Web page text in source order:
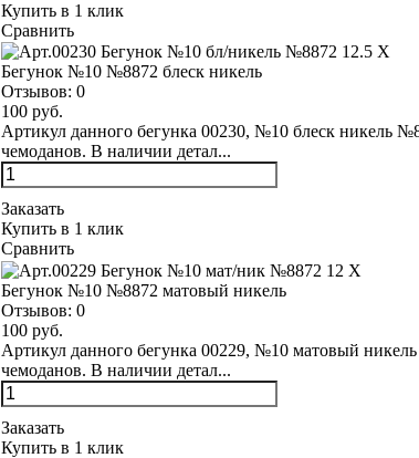
Купить в 1 клик
Сравнить
Бегунок №10 №8872 блеск никель
Отзывов: 0
100 руб.
Артикул данного бегунка 00230, №10 блеск никель
чемоданов. В наличии детал...
Заказать
Купить в 1 клик
Сравнить
Бегунок №10 №8872 матовый никель
Отзывов: 0
100 руб.
Артикул данного бегунка 00229, №10 матовый
чемоданов. В наличии детал...
Заказать
Купить в 1 клик